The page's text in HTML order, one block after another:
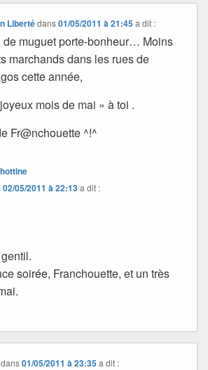
Libertédans01/05/2011 à 21:45 a dit :
de muguet porte-bonheur… Moins
marchands dans les rues de
cette année,
mois de mai » à toi .
Fr@nchouette ^!^
02/05/2011 à 22:13a dit :
soirée, Franchouette, et un très
dans01/05/2011 à 23:35 a dit :